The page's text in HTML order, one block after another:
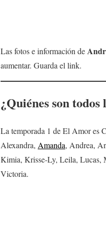
Las fotos e información de
aumentar. Guarda el link.
¿Quiénes son
La temporada 1 de El Amor es
Alexandra, Amanda, Andrea,
Kimia, Krisse-Ly, Leila, Lucas,
Victoria.